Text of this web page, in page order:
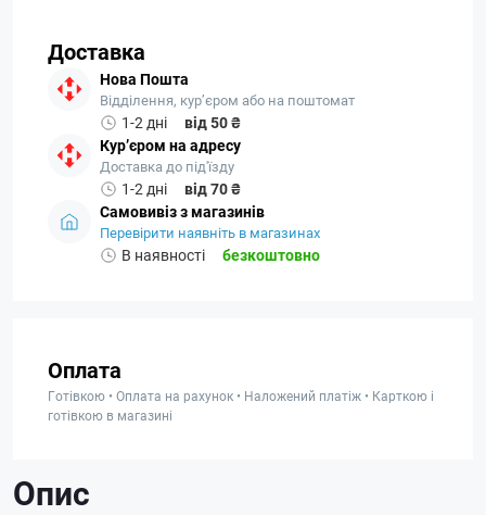
Доставка
Нова Пошта
Відділення, кур’єром або на поштомат
1-2 дні
від 50 ₴
Кур’єром на адресу
Доставка до під'їзду
1-2 дні
від 70 ₴
Самовивіз з магазинів
Перевірити наявніть в магазинах
В наявності безкоштовно
Оплата
Готівкою • Оплата на рахунок • Наложений платіж • Карткою і
готівкою в магазині
Опис